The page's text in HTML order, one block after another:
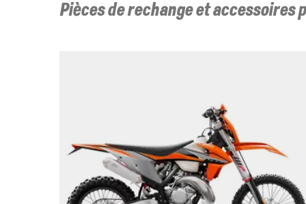
Pièces de rechange et accessoires